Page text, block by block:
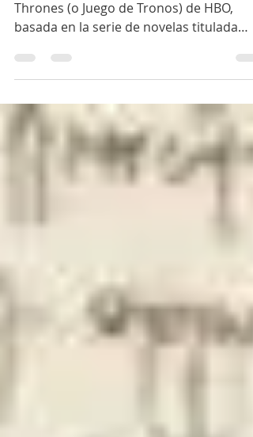
Pocas series tan exitosas como Game of
Thrones (o Juego de Tronos) de HBO,
basada en la serie de novelas titulada